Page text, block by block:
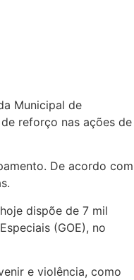
Municipal de
reforço nas ações de
De acordo com
dispõe de 7 mil
(GOE), no
e violência, como